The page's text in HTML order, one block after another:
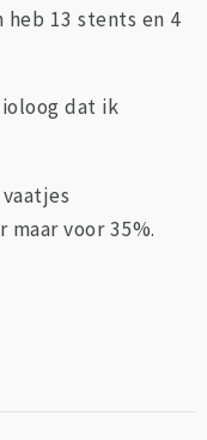
13 stents en 4
dat ik
voor 35%.